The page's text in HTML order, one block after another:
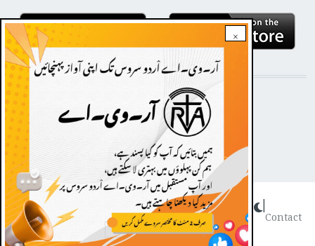
×
STAY CONNECTED WITH US!
Radio Veritas Asia © 2022
Contact
|
Dark theme